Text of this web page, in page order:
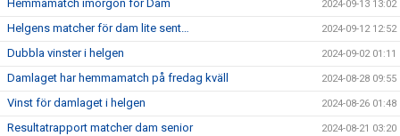
Hemmamatch imorgon för Dam 2024-09-13 13:02
Helgens matcher för dam lite sent… 2024-09-12 12:52
Dubbla vinster i helgen 2024-09-02 01:11
Damlaget har hemmamatch på fredag kväll 2024-08-28 09:55
Vinst för damlaget i helgen 2024-08-26 01:48
Resultatrapport matcher dam senior 2024-08-21 03:20